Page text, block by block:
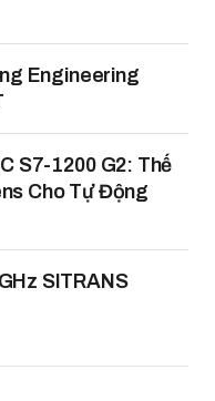
Engineering
S7-1200 G2: Thế
Cho Tự Động
SITRANS